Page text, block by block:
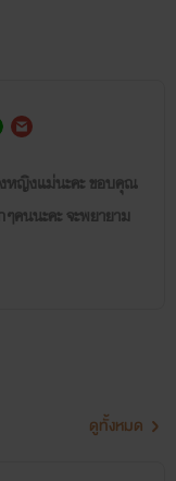
ญิงแม่นะคะ ขอบคุณ
คนนะคะ จะพยายาม
ใหม่ๆให้ได้ชื่นชมกัน
ดูทั้งหมด